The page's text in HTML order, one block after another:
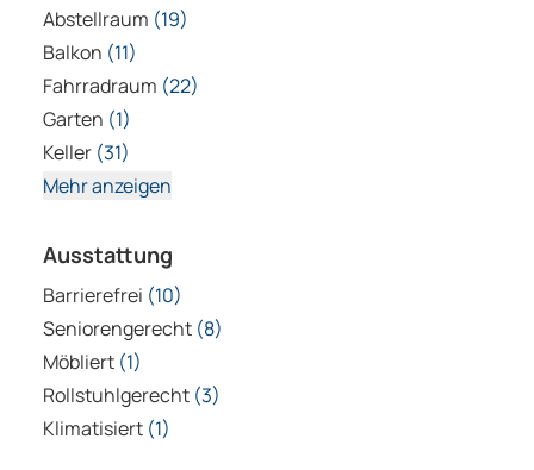
Abstellraum (19)
Balkon (11)
Fahrradraum (22)
Garten (1)
Keller (31)
Mehr anzeigen
Ausstattung
Barrierefrei (10)
Seniorengerecht (8)
Möbliert (1)
Rollstuhlgerecht (3)
Klimatisiert (1)